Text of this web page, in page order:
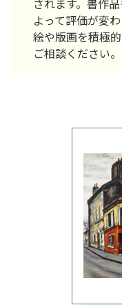
よって評価が変
絵や版画を積極
ご相談ください。